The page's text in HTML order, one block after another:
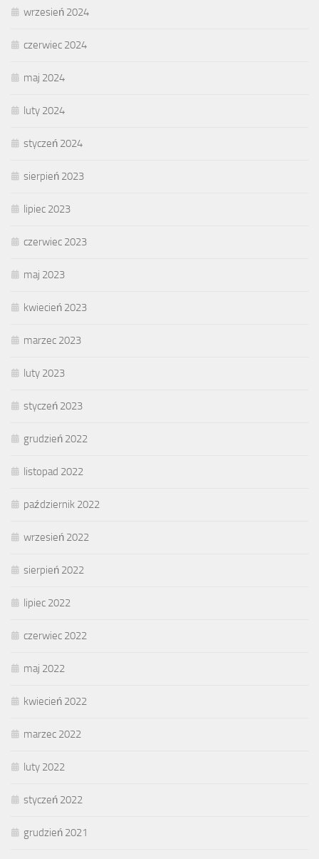
wrzesień 2024
czerwiec 2024
maj 2024
luty 2024
styczeń 2024
sierpień 2023
lipiec 2023
czerwiec 2023
maj 2023
kwiecień 2023
marzec 2023
luty 2023
styczeń 2023
grudzień 2022
listopad 2022
październik 2022
wrzesień 2022
sierpień 2022
lipiec 2022
czerwiec 2022
maj 2022
kwiecień 2022
marzec 2022
luty 2022
styczeń 2022
grudzień 2021